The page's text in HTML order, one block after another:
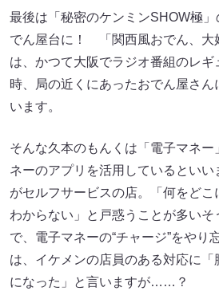
最後は「秘密のケンミンSHOW極
でん屋台に！ 「関西風おでん、大
は、かつて大阪でラジオ番組のレギ
時、局の近くにあったおでん屋さ
います。
そんな久本のもんくは「電子マネ
ネーのアプリを活用しているとい
がセルフサービスの店。「何をど
わからない」と戸惑うことが多いそ
で、電子マネーの“チャージ”をやり
は、イケメンの店員のある対応に「
になった」と言いますが……？